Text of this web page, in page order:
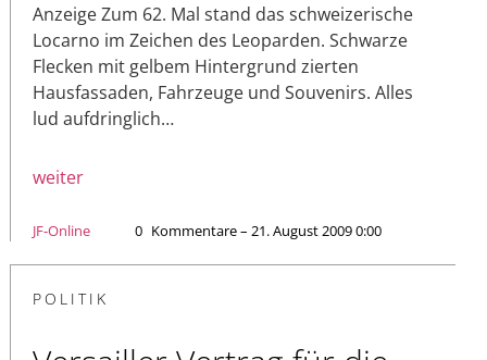
Anzeige Zum 62. Mal stand das schweizerische
Locarno im Zeichen des Leoparden. Schwarze
Flecken mit gelbem Hintergrund zierten
Hausfassaden, Fahrzeuge und Souvenirs. Alles
lud aufdringlich…
weiter
JF-Online 0 Kommentare – 21. August 2009 0:00
POLITIK